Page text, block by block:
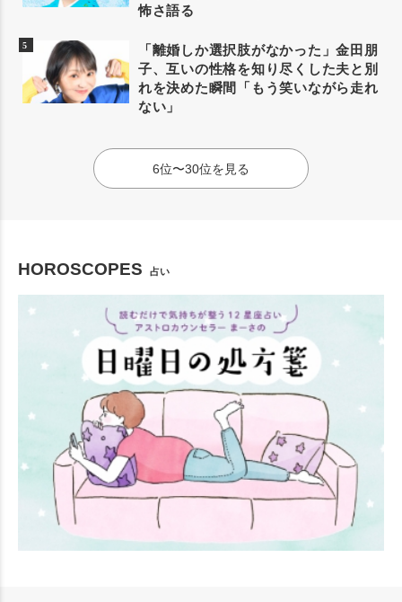
怖さ語る
「離婚しか選択肢がなかった」金田朋
子、互いの性格を知り尽くした夫と別
れを決めた瞬間「もう笑いながら走れ
ない」
6位〜30位を見る
HOROSCOPES 占い